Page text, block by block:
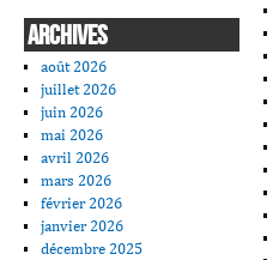
ARCHIVES
août 2026
juillet 2026
juin 2026
mai 2026
avril 2026
mars 2026
février 2026
janvier 2026
décembre 2025